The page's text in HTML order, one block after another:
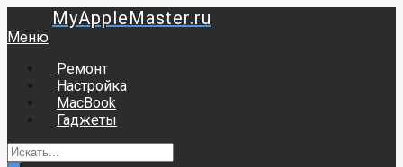
MyAppleMaster.ru
Меню
Ремонт
Настройка
MacBook
Гаджеты